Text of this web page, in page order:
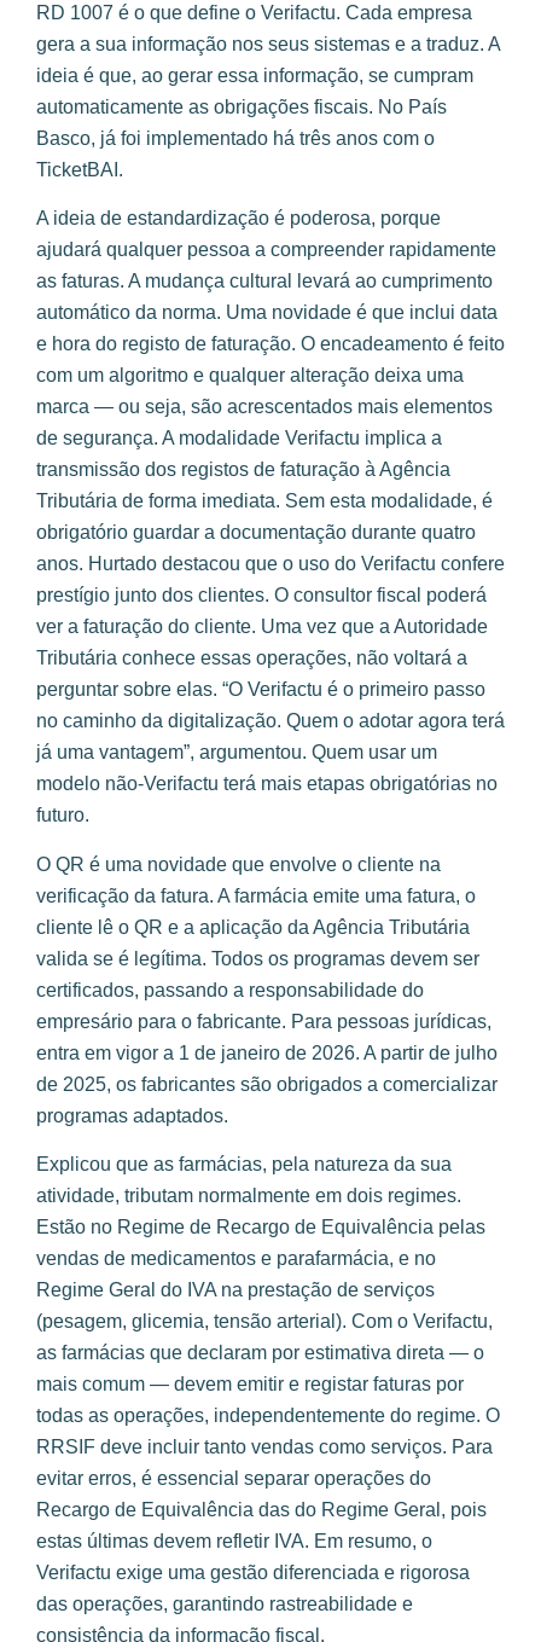
RD 1007 é o que define o Verifactu. Cada empresa
gera a sua informação nos seus sistemas e a traduz. A
ideia é que, ao gerar essa informação, se cumpram
automaticamente as obrigações fiscais. No País
Basco, já foi implementado há três anos com o
TicketBAI.
A ideia de estandardização é poderosa, porque
ajudará qualquer pessoa a compreender rapidamente
as faturas. A mudança cultural levará ao cumprimento
automático da norma. Uma novidade é que inclui data
e hora do registo de faturação. O encadeamento é feito
com um algoritmo e qualquer alteração deixa uma
marca — ou seja, são acrescentados mais elementos
de segurança. A modalidade Verifactu implica a
transmissão dos registos de faturação à Agência
Tributária de forma imediata. Sem esta modalidade, é
obrigatório guardar a documentação durante quatro
anos. Hurtado destacou que o uso do Verifactu confere
prestígio junto dos clientes. O consultor fiscal poderá
ver a faturação do cliente. Uma vez que a Autoridade
Tributária conhece essas operações, não voltará a
perguntar sobre elas. “O Verifactu é o primeiro passo
no caminho da digitalização. Quem o adotar agora terá
já uma vantagem”, argumentou. Quem usar um
modelo não-Verifactu terá mais etapas obrigatórias no
futuro.
O QR é uma novidade que envolve o cliente na
verificação da fatura. A farmácia emite uma fatura, o
cliente lê o QR e a aplicação da Agência Tributária
valida se é legítima. Todos os programas devem ser
certificados, passando a responsabilidade do
empresário para o fabricante. Para pessoas jurídicas,
entra em vigor a 1 de janeiro de 2026. A partir de julho
de 2025, os fabricantes são obrigados a comercializar
programas adaptados.
Explicou que as farmácias, pela natureza da sua
atividade, tributam normalmente em dois regimes.
Estão no Regime de Recargo de Equivalência pelas
vendas de medicamentos e parafarmácia, e no
Regime Geral do IVA na prestação de serviços
(pesagem, glicemia, tensão arterial). Com o Verifactu,
as farmácias que declaram por estimativa direta — o
mais comum — devem emitir e registar faturas por
todas as operações, independentemente do regime. O
RRSIF deve incluir tanto vendas como serviços. Para
evitar erros, é essencial separar operações do
Recargo de Equivalência das do Regime Geral, pois
estas últimas devem refletir IVA. Em resumo, o
Verifactu exige uma gestão diferenciada e rigorosa
das operações, garantindo rastreabilidade e
consistência da informação fiscal.